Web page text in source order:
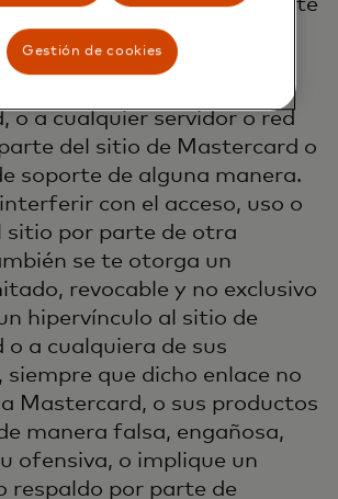
o el contenido de este
de ninguna manera
o perjudicar de otro
y/o al sitio de
o a cualquier servidor o red
del sitio de Mastercard o
soporte de alguna manera.
con el acceso, uso o
sitio por parte de otra
se te otorga un
revocable y no exclusivo
hipervínculo al sitio de
o a cualquiera de sus
siempre que dicho enlace no
Mastercard, o sus productos
manera falsa, engañosa,
ofensiva, o implique un
respaldo por parte de
Gestión de cookies